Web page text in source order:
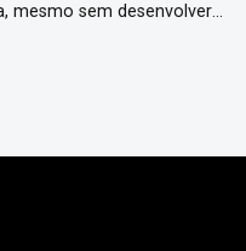
mesmo sem desenvolver
com o objetivo de